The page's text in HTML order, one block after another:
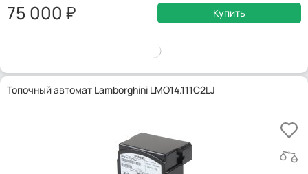
75 000 Купить
Топочный автомат Lamborghini LMO14.111C2LJ